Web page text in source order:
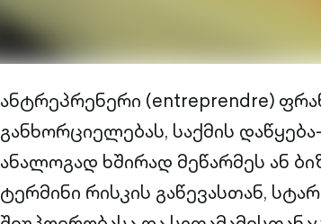
ანტრეპრენერი (entreprendre)
განხორციელებას, საქმის
ანალოგად ხშირად მეწარმეს ან
ტერმინი რისკის გაწევასთან,